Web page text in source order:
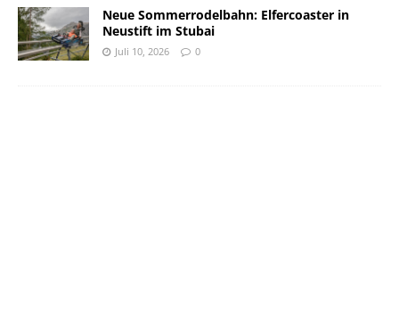
Neue Sommerrodelbahn: Elfercoaster in
Neustift im Stubai
Juli 10, 2026 0